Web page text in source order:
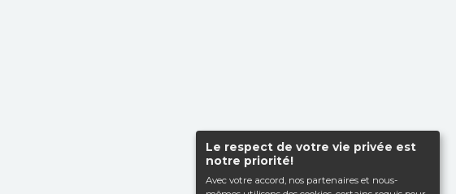
Le respect de votre vie privée est
notre priorité!
Avec votre accord, nos partenaires et nous-